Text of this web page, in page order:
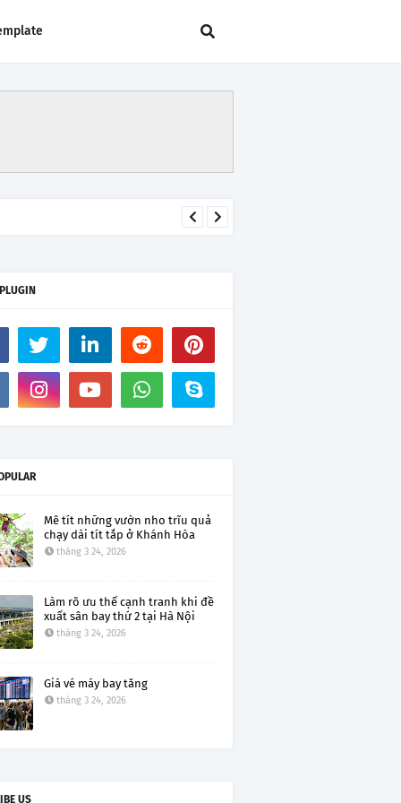
Mê tít những vườn nho trĩu quả
chạy dài tít tắp ở Khánh Hòa
tháng 3 24, 2026
Làm rõ ưu thế cạnh tranh khi đề
xuất sân bay thứ 2 tại Hà Nội
tháng 3 24, 2026
Giá vé máy bay tăng
tháng 3 24, 2026
US